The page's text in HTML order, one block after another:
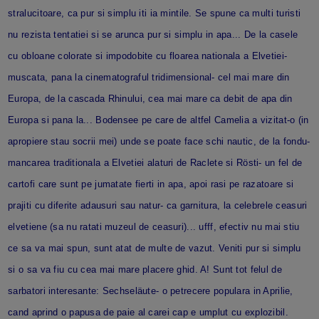
stralucitoare, ca pur si simplu iti ia mintile. Se spune ca multi turisti
nu rezista tentatiei si se arunca pur si simplu in apa... De la casele
cu obloane colorate si impodobite cu floarea nationala a Elvetiei-
muscata, pana la cinematograful tridimensional- cel mai mare din
Europa, de la cascada Rhinului, cea mai mare ca debit de apa din
Europa si pana la... Bodensee pe care de altfel Camelia a vizitat-o (in
apropiere stau socrii mei) unde se poate face schi nautic, de la fondu-
mancarea traditionala a Elvetiei alaturi de Raclete si Rösti- un fel de
cartofi care sunt pe jumatate fierti in apa, apoi rasi pe razatoare si
prajiti cu diferite adausuri sau natur- ca garnitura, la celebrele ceasuri
elvetiene (sa nu ratati muzeul de ceasuri)... ufff, efectiv nu mai stiu
ce sa va mai spun, sunt atat de multe de vazut. Veniti pur si simplu
si o sa va fiu cu cea mai mare placere ghid. A! Sunt tot felul de
sarbatori interesante: Sechseläute- o petrecere populara in Aprilie,
cand aprind o papusa de paie al carei cap e umplut cu explozibil.